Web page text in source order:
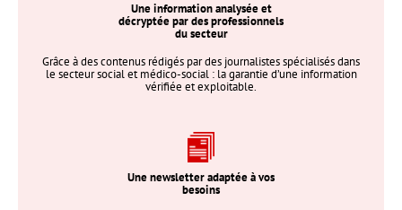
Une information analysée et
décryptée par des professionnels
du secteur
Grâce à des contenus rédigés par des journalistes spécialisés dans
le secteur social et médico-social : la garantie d’une information
vérifiée et exploitable.
Une newsletter adaptée à vos
besoins